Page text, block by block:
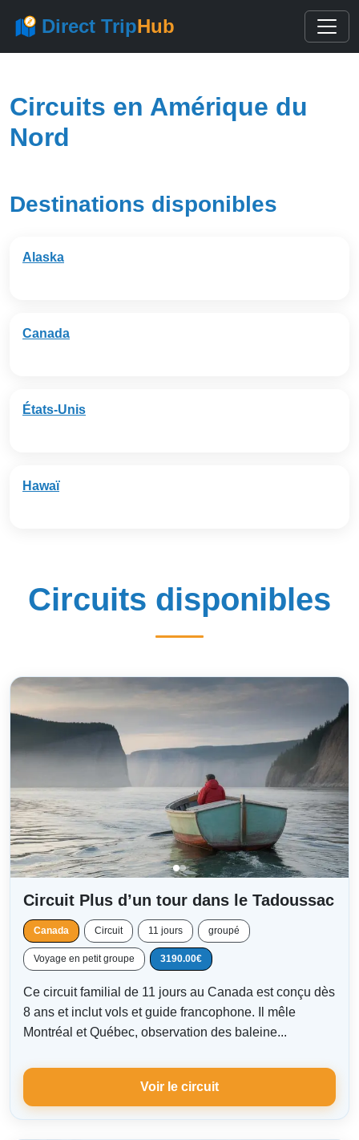
Direct TripHub
Circuits en Amérique du
Nord
Destinations disponibles
Alaska
Canada
États-Unis
Hawaï
Circuits disponibles
Circuit Plus d’un tour dans le Tadoussac
Canada Circuit 11 jours groupé
Voyage en petit groupe 3190.00€
Ce circuit familial de 11 jours au Canada est conçu dès
8 ans et inclut vols et guide francophone. Il mêle
Montréal et Québec, observation des baleine...
Voir le circuit